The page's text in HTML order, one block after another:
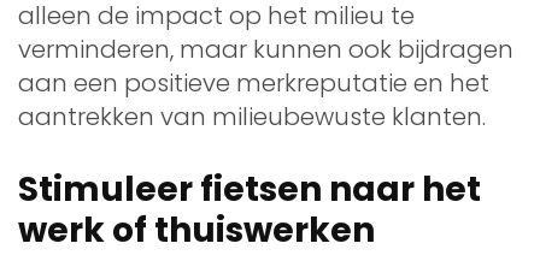
alleen de impact op het milieu te
verminderen, maar kunnen ook bijdragen
aan een positieve merkreputatie en het
aantrekken van milieubewuste klanten.
Stimuleer fietsen naar het
werk of thuiswerken